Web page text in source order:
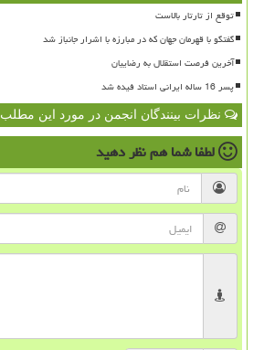
توقع از تارتار بالاست
گفتگو با قهرمان جهان که در مبارزه با اشرار جانباز شد
آخرین فرصت استقلال به رضاییان
پسر 16 ساله ایرانی استاد فیده شد
نظرات بینندگان انجمن در مورد این مطلب
لطفا شما همنظر دهید